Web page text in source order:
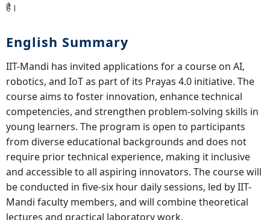
है।
English Summary
IIT-Mandi has invited applications for a course on AI,
robotics, and IoT as part of its Prayas 4.0 initiative. The
course aims to foster innovation, enhance technical
competencies, and strengthen problem-solving skills in
young learners. The program is open to participants
from diverse educational backgrounds and does not
require prior technical experience, making it inclusive
and accessible to all aspiring innovators. The course will
be conducted in five-six hour daily sessions, led by IIT-
Mandi faculty members, and will combine theoretical
lectures and practical laboratory work.